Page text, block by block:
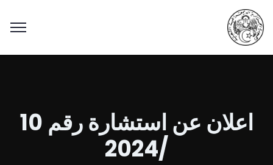
اعلان عن استشارة رقم 10
/2024